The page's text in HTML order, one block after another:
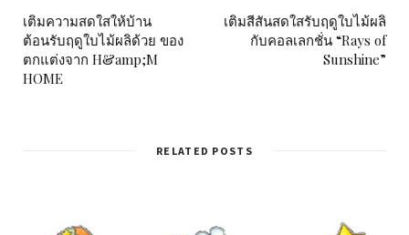
เติมความสดใสให้บ้าน
ต้อนรับฤดูใบไม้ผลิด้วย ของ
ตกแต่งจาก H&amp;M
HOME
เติมสีสันสดใสรับฤดูใบไม้ผลิ
กับคอลเลกชั่น “Rays of
Sunshine”
RELATED POSTS